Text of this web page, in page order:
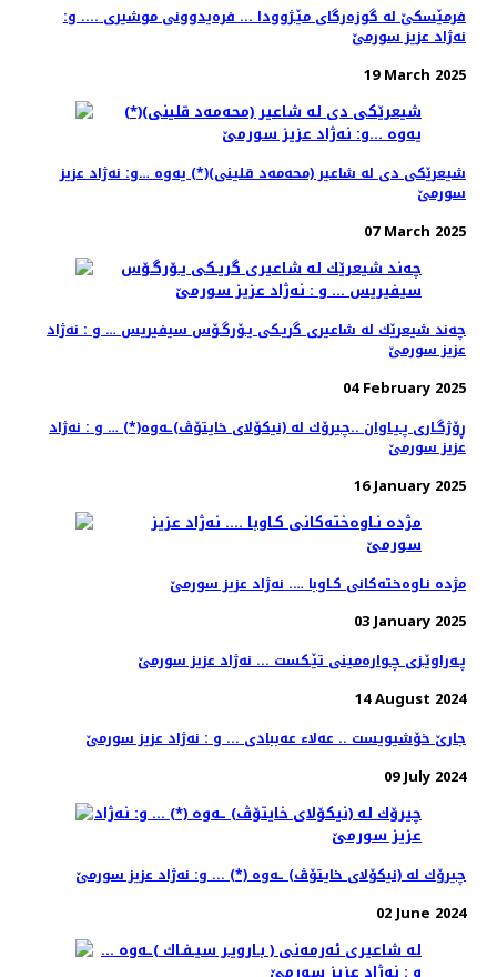
فرمێسكێ له‌ گوزه‌رگای مێـژوودا ... فره‌یدوونی موشیری .... و:
نه‌ژاد عزیز سورمێ
19 March 2025
شیعرێكی دی له ‌شاعیر (محه‌مه‌د قلینی)(*) یه‌وه‌ …و: نه‌ژاد عزیز
سورمێ
07 March 2025
چه‌ند شیعرێك له‌ شاعیری گریـكی یـۆرگـۆس سیفیریس … و : نه‌ژاد
عزیز سورمێ
04 February 2025
ڕۆژگـاری پـیـاوان ..چیرۆك له‌ (نیكۆلای خایتۆڤ)ـه‌وه‌(*) … و ‌: نه‌ژاد
عزیز سورمێ
16 January 2025
مژده‌ نـاوه‌خته‌كانی كـاوبا …. نه‌ژاد عزیز سورمێ
03 January 2025
پـه‌راوێـزی چـواره‌مینی تێـكست ... نه‌ژاد عزیز سورمێ
14 August 2024
جارێ خۆشیویست .. عەلا‌ء عەببادی ... و : نه‌ژاد عزیز سورمێ
09 July 2024
چیرۆك له‌ (نیكۆلای خایتۆڤ) ـه‌وه‌ (*) ... و: نه‌ژاد عزیز سورمێ
02 June 2024